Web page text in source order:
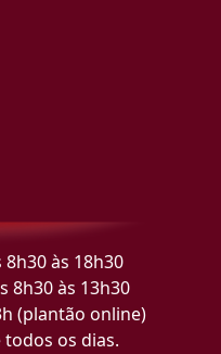
às 18h30
8h30 às 13h30
(plantão online)
os dias.